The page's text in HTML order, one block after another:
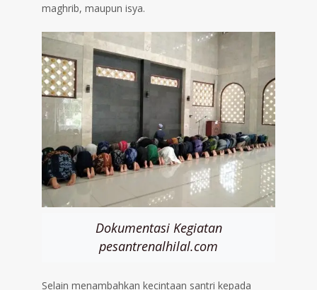
maghrib, maupun isya.
Dokumentasi Kegiatan
pesantrenalhilal.com
Selain menambahkan kecintaan santri kepada